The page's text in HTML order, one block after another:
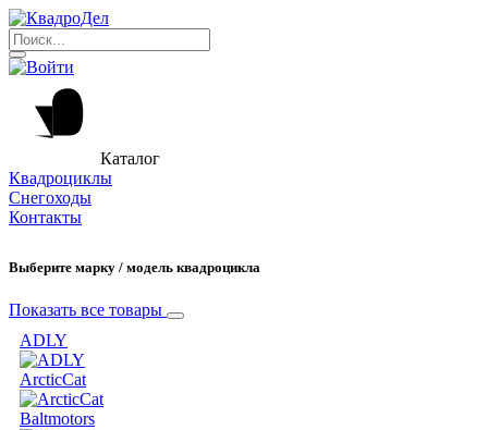
Каталог
Квадроциклы
Снегоходы
Контакты
Выберите марку / модель квадроцикла
Показать все товары
ADLY
ArcticCat
Baltmotors